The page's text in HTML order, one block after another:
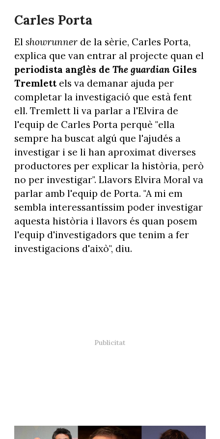
Carles Porta
El showrunnerde la sèrie, Carles Porta,
explica que van entrar al projecte quan el
periodista anglès de The guardian Giles
Tremlett els va demanar ajuda per
completar la investigació que està fent
ell. Tremlett li va parlar a l'Elvira de
l'equip de Carles Porta perquè "ella
sempre ha buscat algú que l'ajudés a
investigar i se li han aproximat diverses
productores per explicar la història, però
no per investigar". Llavors Elvira Moral va
parlar amb l'equip de Porta. "A mi em
sembla interessantíssim poder investigar
aquesta història i llavors és quan posem
l'equip d'investigadors que tenim a fer
investigacions d'això", diu.